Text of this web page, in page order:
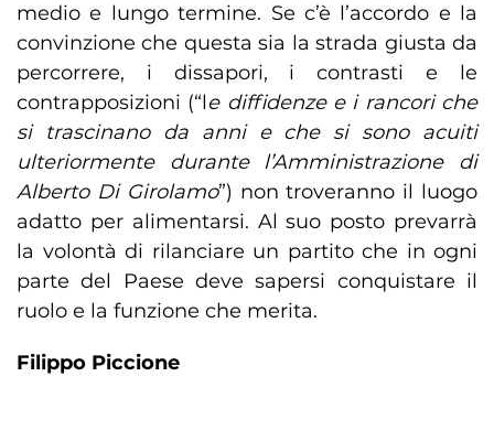
medio e lungo termine. Se c’è l’accordo e la
convinzione che questa sia la strada giusta da
percorrere, i dissapori, i contrasti e le
contrapposizioni (“le diffidenze e i rancori che
si trascinano da anni e che si sono acuiti
ulteriormente durante l’Amministrazione di
Alberto Di Girolamo”) non troveranno il luogo
adatto per alimentarsi. Al suo posto prevarrà
la volontà di rilanciare un partito che in ogni
parte del Paese deve sapersi conquistare il
ruolo e la funzione che merita.
Filippo Piccione